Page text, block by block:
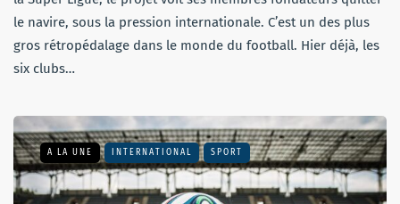
le navire, sous la pression internationale. C’est un des plus
gros rétropédalage dans le monde du football. Hier déjà, les
six clubs…
A LA UNE INTERNATIONAL SPORT